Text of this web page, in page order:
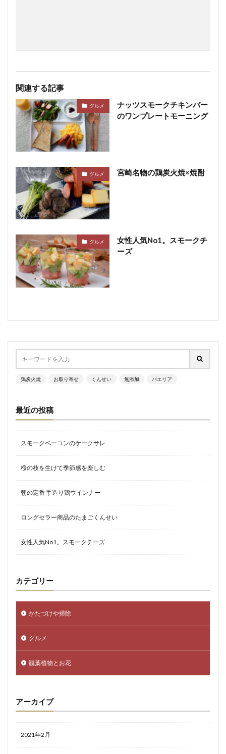
関連する記事
グルメ
ナッツスモークチキンバー
のワンプレートモーニング
グルメ 宮崎名物の鶏炭火焼×焼酎
グルメ
女性人気No1。スモークチ
ーズ
鶏炭火焼 お取り寄せ くんせい 無添加 パエリア
最近の投稿
スモークベーコンのケークサレ
桜の枝を生けて季節感を楽しむ
朝の定番 手造り鶏ウインナー
ロングセラー商品のたまごくんせい
女性人気No1。スモークチーズ
カテゴリー
かたづけや掃除
グルメ
観葉植物とお花
アーカイブ
2021年2月